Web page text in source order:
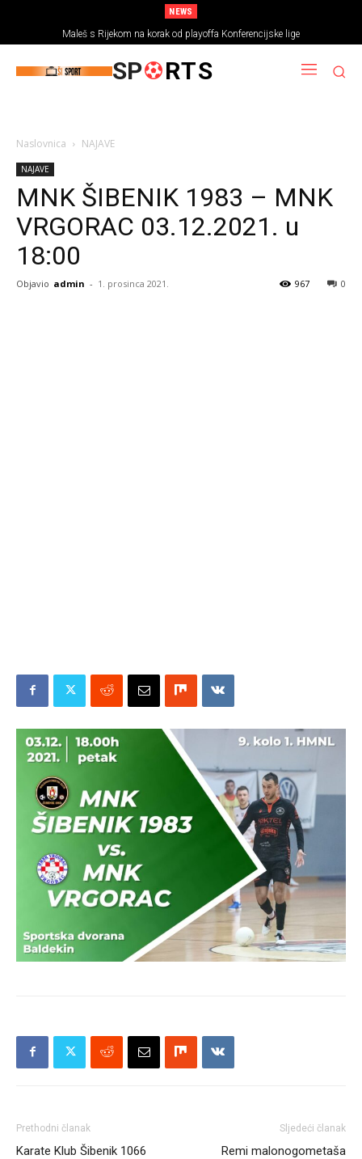
NEWS
Maleš s Rijekom na korak od playoffa Konferencijske lige
SP RTS
Naslovnica NAJAVE
NAJAVE
MNK ŠIBENIK 1983 – MNK
VRGORAC 03.12.2021. u
18:00
Objavio admin - 1. prosinca 2021. 0
967
Prethodni članak
Karate Klub Šibenik 1066
Sljedeći članak
Remi malonogometaša